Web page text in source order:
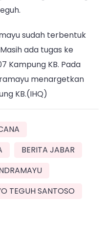
sudah terbentuk
ada tugas ke
Kampung KB. Pada
menargetkan
KB.(IHQ)
BERITA JABAR
TEGUH SANTOSO